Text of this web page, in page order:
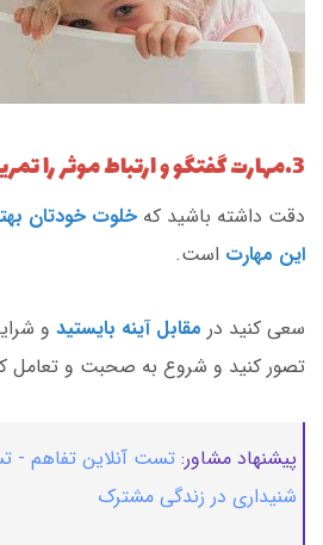
3.مهارت گفتگو و ارتباط موثر را تمرین کنید
دقت داشته باشید که خلوت خودتان
این مهارت است.
سعی کنید در مقابل آینه بایستید و
تصور کنید و شروع به صحبت و تعامل
پیشنهاد مشاور: تست آنلاین تفاهم -
شنیداری در زندگی مشترک